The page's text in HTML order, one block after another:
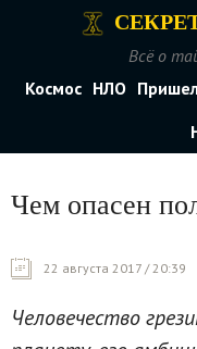
Всё о
Космос НЛО
Чем опасен
22 августа 2017 / 20:39
Человечество